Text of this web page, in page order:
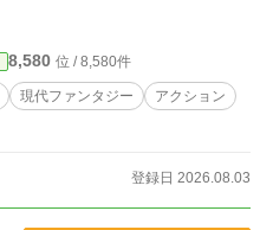
8,580 位 / 8,580件
現代ファンタジー
アクション
登録日 2026.08.03